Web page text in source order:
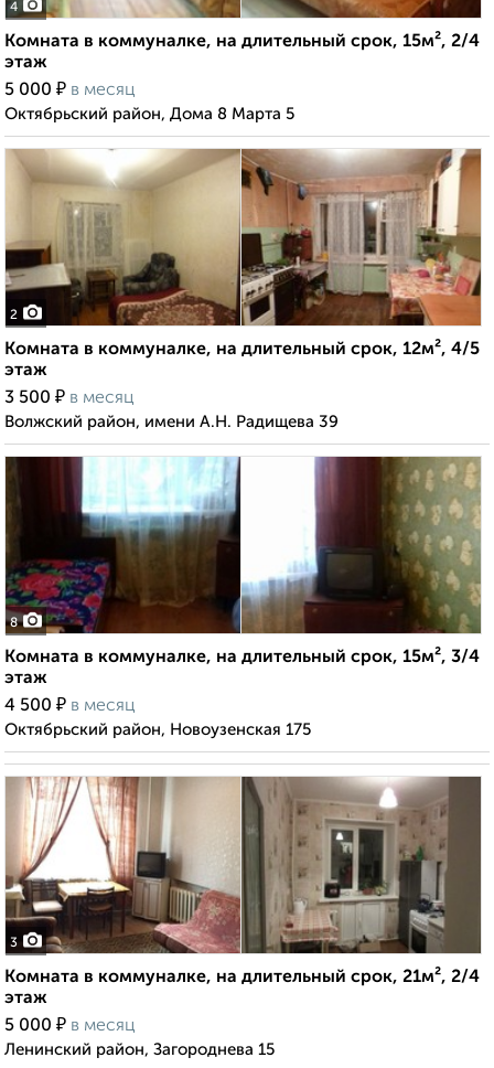
4
Комната в коммуналке, на длительный срок, 15м², 2/4
этаж
5 000 ₽ в месяц
Октябрьский район, Дома 8 Марта 5
2
Комната в коммуналке, на длительный срок, 12м², 4/5
этаж
3 500 ₽ в месяц
Волжский район, имени А.Н. Радищева 39
8
Комната в коммуналке, на длительный срок, 15м², 3/4
этаж
4 500 ₽ в месяц
Октябрьский район, Новоузенская 175
3
Комната в коммуналке, на длительный срок, 21м², 2/4
этаж
5 000 ₽ в месяц
Ленинский район, Загороднева 15